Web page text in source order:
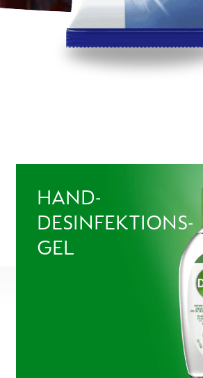
HAND-
DESINFEKTIONS-
GEL